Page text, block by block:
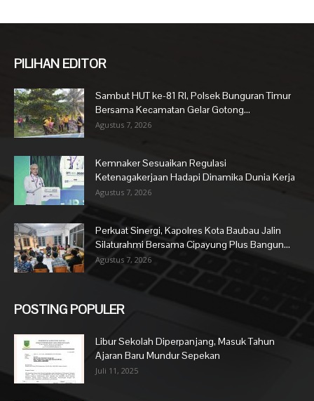
PILIHAN EDITOR
Sambut HUT ke-81 RI, Polsek Bunguran Timur
Bersama Kecamatan Gelar Gotong...
Agustus 7, 2026
Kemnaker Sesuaikan Regulasi
Ketenagakerjaan Hadapi Dinamika Dunia Kerja
Agustus 7, 2026
Perkuat Sinergi, Kapolres Kota Baubau Jalin
Silaturahmi Bersama Cipayung Plus Bangun...
Agustus 7, 2026
POSTING POPULER
Libur Sekolah Diperpanjang, Masuk Tahun
Ajaran Baru Mundur Sepekan
Juli 11, 2025